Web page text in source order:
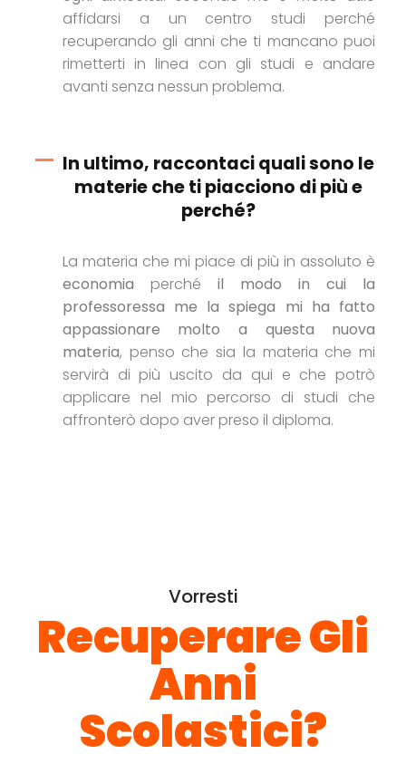
affidarsi a un centro studi perché
recuperando gli anni che ti mancano puoi
rimetterti in linea con gli studi e andare
avanti senza nessun problema.
In ultimo, raccontaci quali sono le
materie che ti piacciono di più e
perché?
La materia che mi piace di più in assoluto è
economia perché il modo in cui la
professoressa me la spiega mi ha fatto
appassionare molto a questa nuova
materia, penso che sia la materia che mi
servirà di più uscito da qui e che potrò
applicare nel mio percorso di studi che
affronterò dopo aver preso il diploma.
Vorresti
Recuperare Gli
Anni
Scolastici?